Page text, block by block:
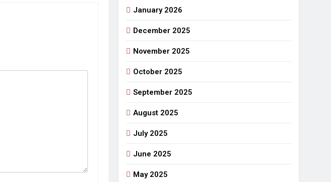
January 2026
December 2025
November 2025
October 2025
September 2025
August 2025
July 2025
June 2025
May 2025